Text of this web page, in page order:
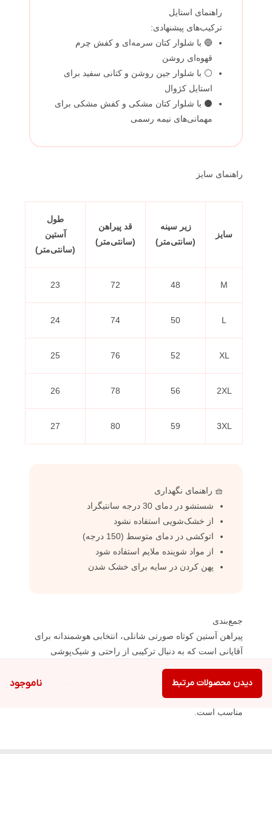
ناموجود دیدن محصولات مرتبط
راهنمای استایل
ترکیب‌های پیشنهادی:
🔵 با شلوار کتان سرمه‌ای و کفش چرم
قهوه‌ای روشن
⚪ با شلوار جین روشن و کتانی سفید برای
استایل کژوال
⚫ با شلوار کتان مشکی و کفش مشکی برای
مهمانی‌های نیمه رسمی
راهنمای سایز
سایز
زیر سینه
(سانتی‌متر)
قد پیراهن
(سانتی‌متر)
طول
آستین
(سانتی‌متر)
M
48
72
23
L
50
74
24
XL
52
76
25
2XL
56
78
26
3XL
59
80
27
🧺 راهنمای نگهداری
شستشو در دمای 30 درجه سانتیگراد
از خشک‌شویی استفاده نشود
اتوکشی در دمای متوسط (150 درجه)
از مواد شوینده ملایم استفاده شود
پهن کردن در سایه برای خشک شدن
جمع‌بندی
پیراهن آستین کوتاه صورتی شانلی، انتخابی هوشمندانه برای
آقایانی است که به دنبال ترکیبی از راحتی و شیک‌پوشی
ست شدن با انواع استایل‌ها را داشته و برای موقعیت‌های
مختلف از مهمانی‌های دوستانه تا دورهمی‌های نیمه رسمی
مناسب است.